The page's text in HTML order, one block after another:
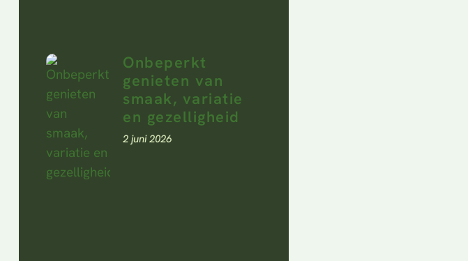
Onbeperkt
genieten van
smaak, variatie
en gezelligheid
2 juni 2026